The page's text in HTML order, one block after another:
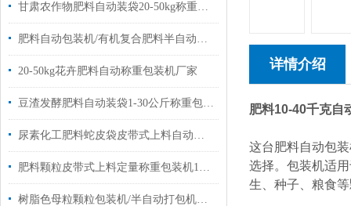
甘肃农作物肥料自动装袋20-50kg称重电子包装机厂家定制
肥料自动包装机/有机复合肥料半自动包装机厂家
20-50kg花卉肥料自动称重包装机厂家
豆渣发酵肥料自动装袋1-30公斤称重包装机厂家
尿素化工肥料蛇皮袋皮带式上料自动称重包装机厂家定制
肥料颗粒皮带式上料定量称重包装机10-50公斤
树脂色母粒颗粒包装机/半自动打包机厂家定制
详情介绍
肥料10-40千克自
这台肥料自动包
选择。包装机适
生、种子、粮食